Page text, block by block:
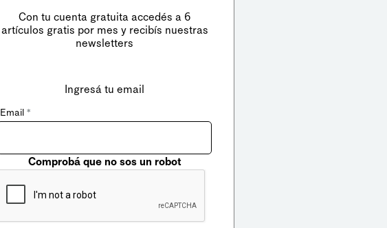
Con tu cuenta gratuita accedés a 6
artículos gratis por mes y recibís nuestras
newsletters
Ingresá tu email
Email *
Comprobá que no sos un robot